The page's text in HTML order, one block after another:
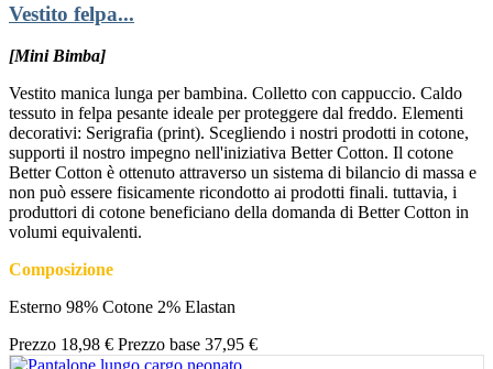
Vestito felpa...
[Mini Bimba]
Vestito manica lunga per bambina. Colletto con cappuccio. Caldo
tessuto in felpa pesante ideale per proteggere dal freddo. Elementi
decorativi: Serigrafia (print). Scegliendo i nostri prodotti in cotone,
supporti il nostro impegno nell'iniziativa Better Cotton. Il cotone
Better Cotton è ottenuto attraverso un sistema di bilancio di massa e
non può essere fisicamente ricondotto ai prodotti finali. tuttavia, i
produttori di cotone beneficiano della domanda di Better Cotton in
volumi equivalenti.
Composizione
Esterno 98% Cotone 2% Elastan
Prezzo 18,98 € Prezzo base 37,95 €